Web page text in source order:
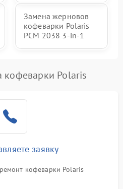
Замена жерновов
кофеварки Polaris
PCM 2038 3-in-1
кофеварки Polaris
заявку
кофеварки Polaris